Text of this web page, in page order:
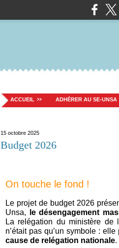
ACCUEIL ADHÉRER AU SE-UNSA
15 octobre 2025
Budget 2026
On touche le fond !
Le projet de budget 2026
Unsa,
le désengagement
La relégation du ministère de
n’était pas qu’un symbole :
cause de relégation nationale.